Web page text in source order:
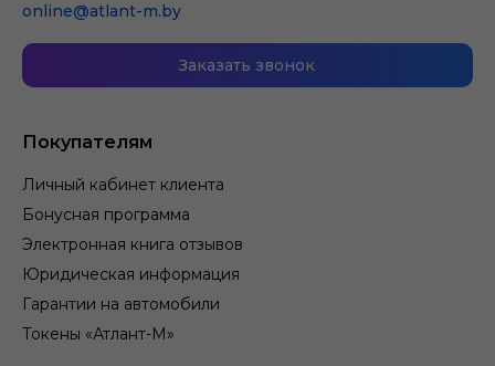
Покупателям
Личный кабинет клиента
Бонусная программа
Электронная книга отзывов
Юридическая информация
Гарантии на автомобили
Токены «Атлант-М»
online@atlant-m.by
Заказать звонок